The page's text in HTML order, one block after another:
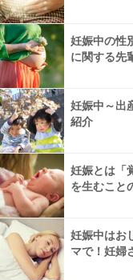
妊娠中の性
に関する先
妊娠中～出
紹介
妊娠とは「
を生むこと
妊娠中はお
マで！妊婦